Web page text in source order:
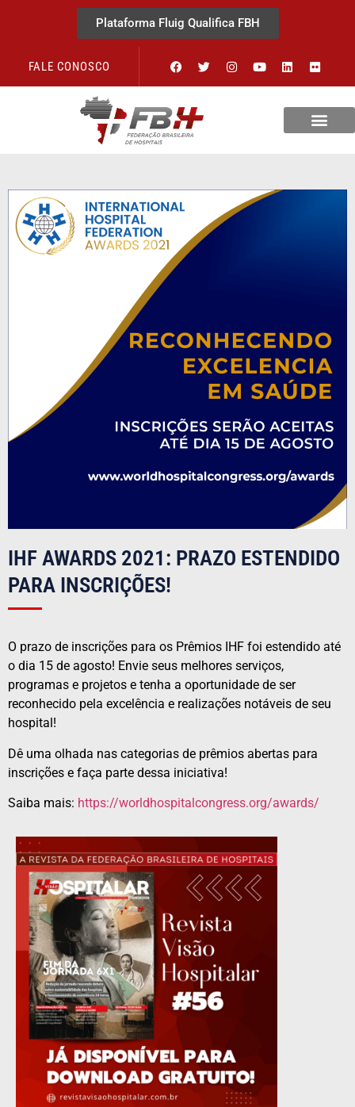
Plataforma Fluig Qualifica FBH
FALE CONOSCO
IHF AWARDS 2021: PRAZO ESTENDIDO
PARA INSCRIÇÕES!
O prazo de inscrições para os Prêmios IHF foi estendido até
o dia 15 de agosto! Envie seus melhores serviços,
programas e projetos e tenha a oportunidade de ser
reconhecido pela excelência e realizações notáveis de seu
hospital!
Dê uma olhada nas categorias de prêmios abertas para
inscrições e faça parte dessa iniciativa!
Saiba mais: https://worldhospitalcongress.org/awards/